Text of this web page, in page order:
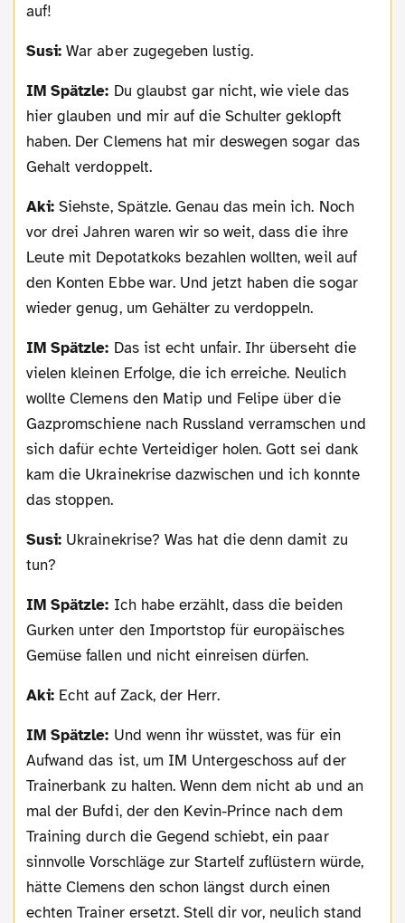
auf!
Susi: War aber zugegeben lustig.
IM Spätzle: Du glaubst gar nicht, wie viele das
hier glauben und mir auf die Schulter geklopft
haben. Der Clemens hat mir deswegen sogar das
Gehalt verdoppelt.
Aki: Siehste, Spätzle. Genau das mein ich. Noch
vor drei Jahren waren wir so weit, dass die ihre
Leute mit Depotatkoks bezahlen wollten, weil auf
den Konten Ebbe war. Und jetzt haben die sogar
wieder genug, um Gehälter zu verdoppeln.
IM Spätzle: Das ist echt unfair. Ihr überseht die
vielen kleinen Erfolge, die ich erreiche. Neulich
wollte Clemens den Matip und Felipe über die
Gazpromschiene nach Russland verramschen und
sich dafür echte Verteidiger holen. Gott sei dank
kam die Ukrainekrise dazwischen und ich konnte
das stoppen.
Susi: Ukrainekrise? Was hat die denn damit zu
tun?
IM Spätzle: Ich habe erzählt, dass die beiden
Gurken unter den Importstop für europäisches
Gemüse fallen und nicht einreisen dürfen.
Aki: Echt auf Zack, der Herr.
IM Spätzle: Und wenn ihr wüsstet, was für ein
Aufwand das ist, um IM Untergeschoss auf der
Trainerbank zu halten. Wenn dem nicht ab und an
mal der Bufdi, der den Kevin-Prince nach dem
Training durch die Gegend schiebt, ein paar
sinnvolle Vorschläge zur Startelf zuflüstern würde,
hätte Clemens den schon längst durch einen
echten Trainer ersetzt. Stell dir vor, neulich stand